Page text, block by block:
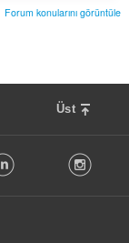
Forum konularını görüntüle
Üst
LinkedIn